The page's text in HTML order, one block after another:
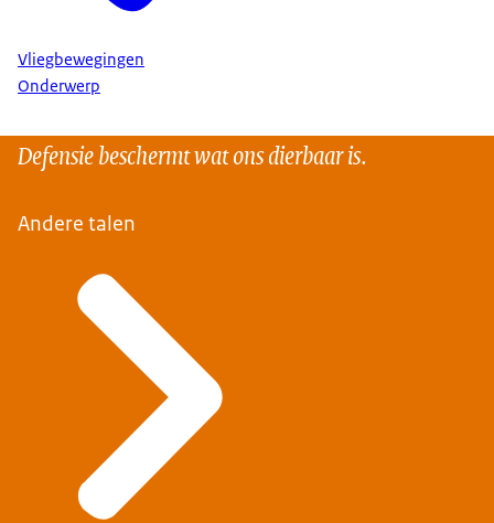
Vliegbewegingen
Onderwerp
Defensie beschermt wat ons dierbaar is.
Andere talen